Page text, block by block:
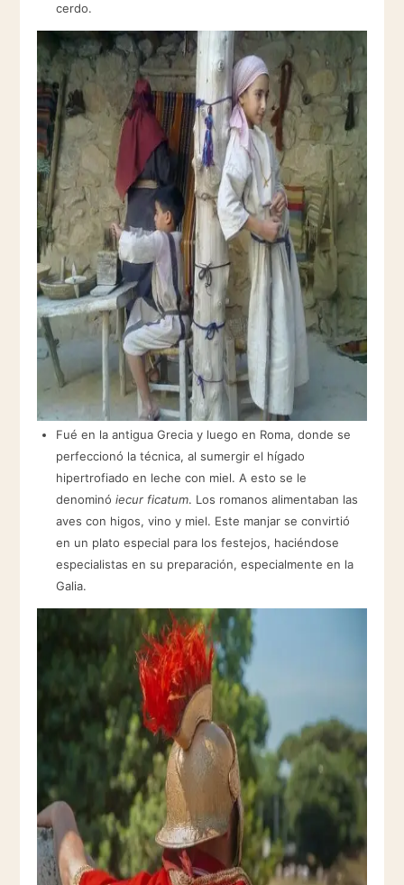
cerdo.
Fué en la antigua Grecia y luego en Roma, donde se
perfeccionó la técnica, al sumergir el hígado
hipertrofiado en leche con miel. A esto se le
denominó iecur ficatum. Los romanos alimentaban las
aves con higos, vino y miel. Este manjar se convirtió
en un plato especial para los festejos, haciéndose
especialistas en su preparación, especialmente en la
Galia.